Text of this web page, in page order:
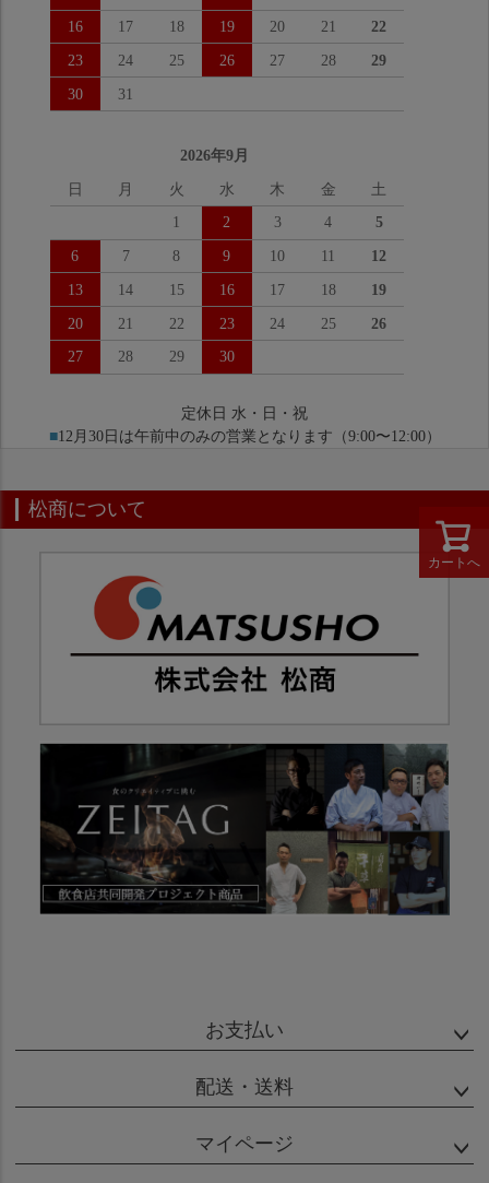
カートへ
16 17 18 19 20 21 22
23 24 25 26 27 28 29
30 31
2026年9月
日 月 火 水 木 金 土
1 2 3 4 5
6 7 8 9 10 11 12
13 14 15 16 17 18 19
20 21 22 23 24 25 26
27 28 29 30
定休日 水・日・祝
■12月30日は午前中のみの営業となります（9:00〜12:00）
松商について
お支払い
配送・送料
マイページ